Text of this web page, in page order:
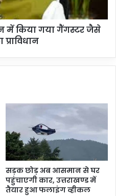
में किया गया गैंगस्टर जैसे
सड़क छोड़ अब आसमान से घर
पहुंचाएगी कार, उत्तराखण्ड में
तैयार हुआ फलाइंग व्हीकल